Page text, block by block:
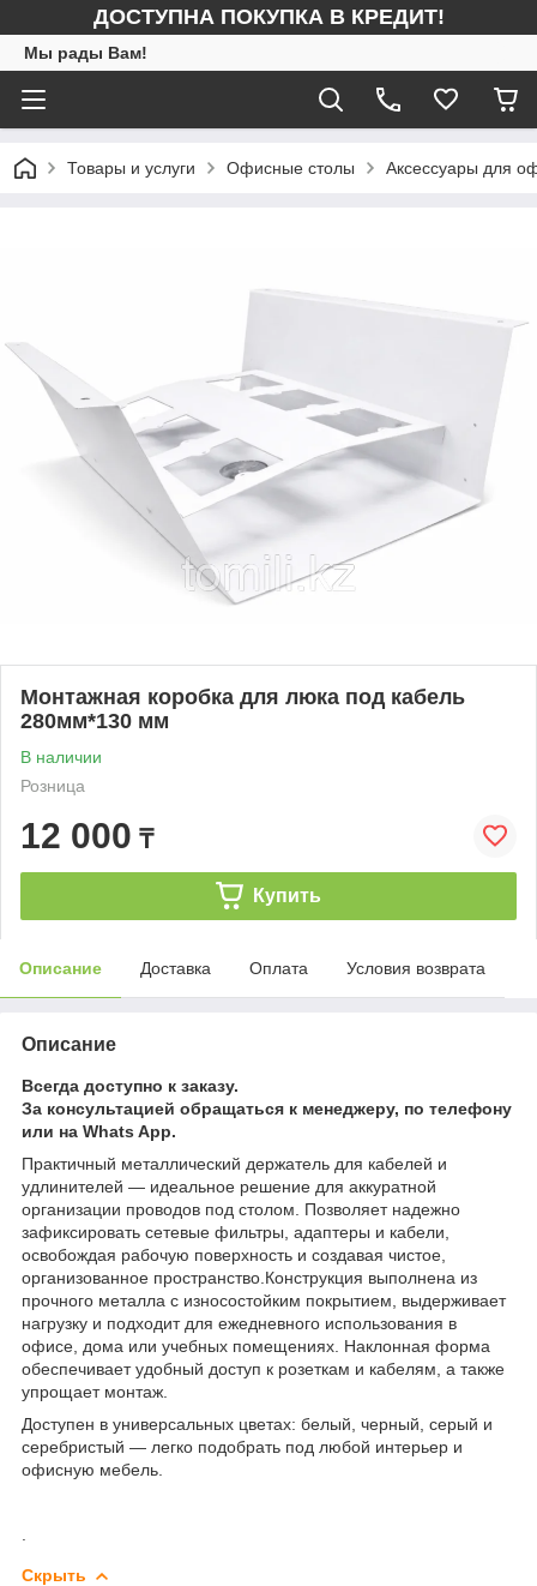
ДОСТУПНА ПОКУПКА В КРЕДИТ!
Мы рады Вам!
Товары и услуги Офисные столы Аксессуары для
Монтажная коробка для люка под кабель
280мм*130 мм
В наличии
Розница
12 000 ₸
Купить
Описание Доставка Оплата Условия возврата
Описание
Всегда доступно к заказу.
За консультацией обращаться к менеджеру, по телефону
или на Whats App.
Практичный металлический держатель для кабелей и
удлинителей — идеальное решение для аккуратной
организации проводов под столом. Позволяет надежно
зафиксировать сетевые фильтры, адаптеры и кабели,
освобождая рабочую поверхность и создавая чистое,
организованное пространство.Конструкция выполнена из
прочного металла с износостойким покрытием, выдерживает
нагрузку и подходит для ежедневного использования в
офисе, дома или учебных помещениях. Наклонная форма
обеспечивает удобный доступ к розеткам и кабелям, а также
упрощает монтаж.
Доступен в универсальных цветах: белый, черный, серый и
серебристый — легко подобрать под любой интерьер и
офисную мебель.
Скрыть